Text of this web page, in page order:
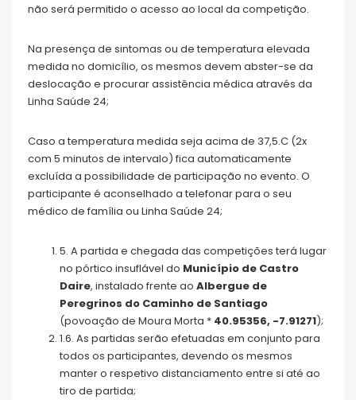
não será permitido o acesso ao local da competição.
Na presença de sintomas ou de temperatura elevada
medida no domicílio, os mesmos devem abster-se da
deslocação e procurar assistência médica através da
Linha Saúde 24;
Caso a temperatura medida seja acima de 37,5.C (2x
com 5 minutos de intervalo) fica automaticamente
excluída a possibilidade de participação no evento. O
participante é aconselhado a telefonar para o seu
médico de família ou Linha Saúde 24;
5. A partida e chegada das competições terá lugar
no pórtico insuflável do Município de Castro
Daire, instalado frente ao Albergue de
Peregrinos do Caminho de Santiago
(povoação de Moura Morta * 40.95356, -7.91271);
1.6. As partidas serão efetuadas em conjunto para
todos os participantes, devendo os mesmos
manter o respetivo distanciamento entre si até ao
tiro de partida;